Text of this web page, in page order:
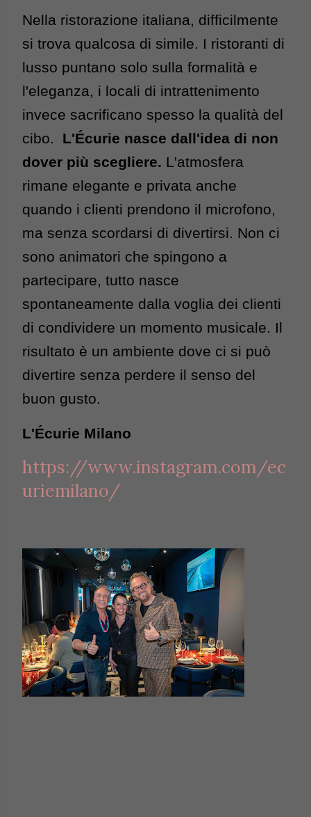
Nella ristorazione italiana, difficilmente
si trova qualcosa di simile. I ristoranti di
lusso puntano solo sulla formalità e
l'eleganza, i locali di intrattenimento
invece sacrificano spesso la qualità del
cibo. L'Écurie nasce dall'idea di non
dover più scegliere. L'atmosfera
rimane elegante e privata anche
quando i clienti prendono il microfono,
ma senza scordarsi di divertirsi. Non ci
sono animatori che spingono a
partecipare, tutto nasce
spontaneamente dalla voglia dei clienti
di condividere un momento musicale. Il
risultato è un ambiente dove ci si può
divertire senza perdere il senso del
buon gusto.
L'Écurie Milano
https://www.instagram.com/ec
uriemilano/